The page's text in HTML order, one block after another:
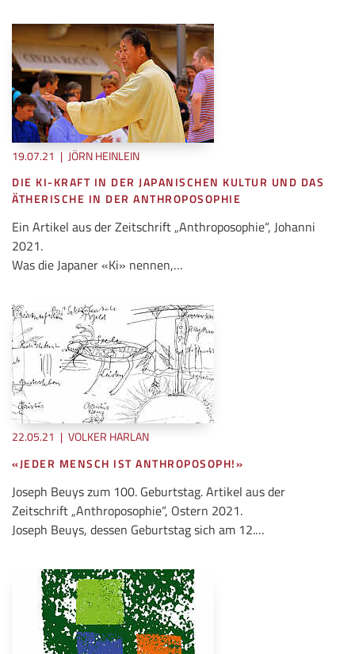
19.07.21 | JÖRN HEINLEIN
DIE KI-KRAFT IN DER JAPANISCHEN KULTUR UND DAS
ÄTHERISCHE IN DER ANTHROPOSOPHIE
Ein Artikel aus der Zeitschrift „Anthroposophie“, Johanni
2021.
Was die Japaner «Ki» nennen,…
22.05.21 | VOLKER HARLAN
«JEDER MENSCH IST ANTHROPOSOPH!»
Joseph Beuys zum 100. Geburtstag. Artikel aus der
Zeitschrift „Anthroposophie“, Ostern 2021.
Joseph Beuys, dessen Geburtstag sich am 12.…